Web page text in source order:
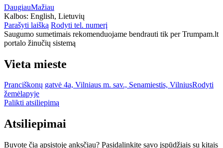
DaugiauMažiau
Kalbos: English, Lietuvių
Parašyti laišką Rodyti tel. numerį
Saugumo sumetimais rekomenduojame bendrauti tik per Trumpam.lt
portalo žinučių sistemą
Vieta mieste
Pranciškonų gatvė 4a, Vilniaus m. sav., Senamiestis, VilniusRodyti
žemėlapyje
Palikti atsiliepimą
Atsiliepimai
Buvote čia apsistoję anksčiau? Pasidalinkite savo įspūdžiais su kitais